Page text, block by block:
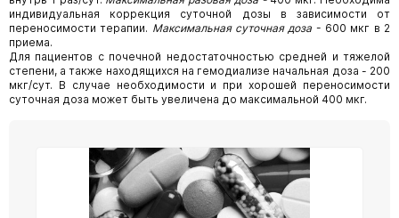
индивидуальная коррекция суточной дозы в зависимости от
переносимости терапии. Максимальная суточная доза - 600 мкг в 2
приема.
Для пациентов с почечной недостаточностью средней и тяжелой
степени, а также находящихся на гемодиализе начальная доза - 200
мкг/сут. В случае необходимости и при хорошей переносимости
суточная доза может быть увеличена до максимальной 400 мкг.